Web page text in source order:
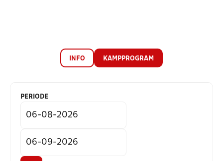
INFO KAMPPROGRAM
PERIODE